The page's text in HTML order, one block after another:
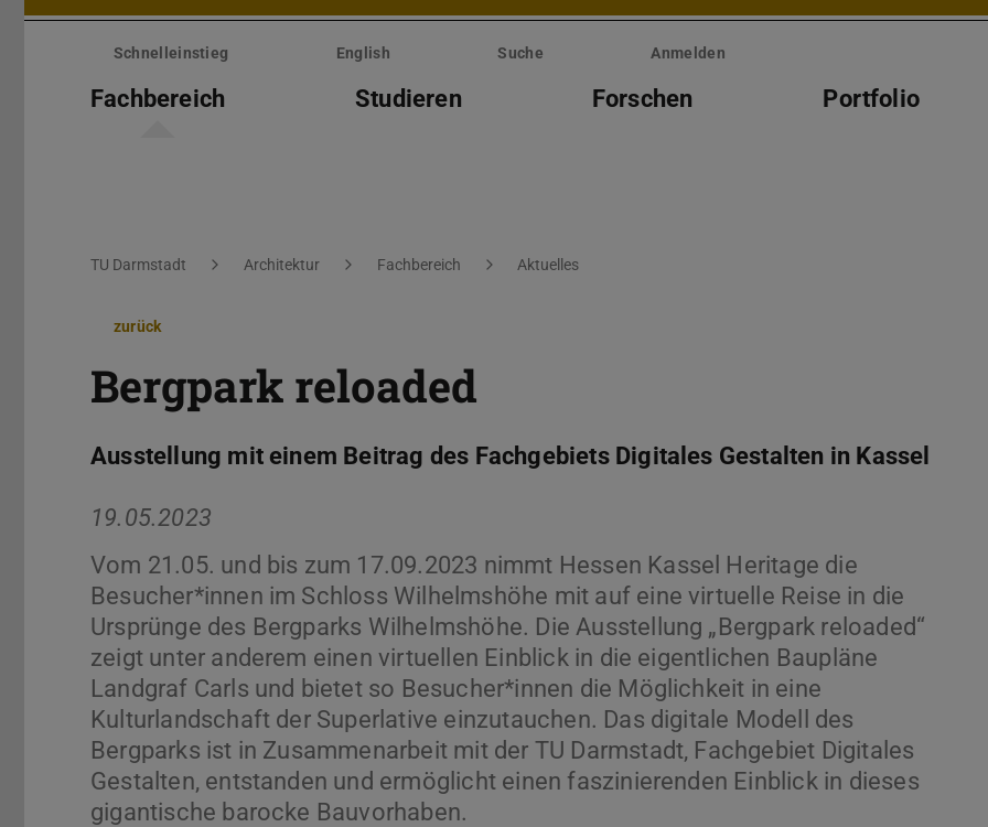
Menü
überspringenSchnelleinstieg English Suche Anmelden
Fachbereich Studieren Forschen Portfolio
Sie befinden sich hier:
TU Darmstadt Architektur Fachbereich Aktuelles
zurück
Bergpark reloaded
Ausstellung mit einem Beitrag des Fachgebiets Digitales Gestalten in Kassel
19.05.2023
Vom 21.05. und bis zum 17.09.2023 nimmt Hessen Kassel Heritage die
Besucher*innen im Schloss Wilhelmshöhe mit auf eine virtuelle Reise in die
Ursprünge des Bergparks Wilhelmshöhe. Die Ausstellung „Bergpark reloaded“
zeigt unter anderem einen virtuellen Einblick in die eigentlichen Baupläne
Landgraf Carls und bietet so Besucher*innen die Möglichkeit in eine
Kulturlandschaft der Superlative einzutauchen. Das digitale Modell des
Bergparks ist in Zusammenarbeit mit der TU Darmstadt, Fachgebiet Digitales
Gestalten, entstanden und ermöglicht einen faszinierenden Einblick in dieses
gigantische barocke Bauvorhaben.